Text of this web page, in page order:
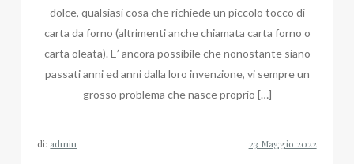
dolce, qualsiasi cosa che richiede un piccolo tocco di
carta da forno (altrimenti anche chiamata carta forno o
carta oleata). E’ ancora possibile che nonostante siano
passati anni ed anni dalla loro invenzione, vi sempre un
grosso problema che nasce proprio […]
di: admin